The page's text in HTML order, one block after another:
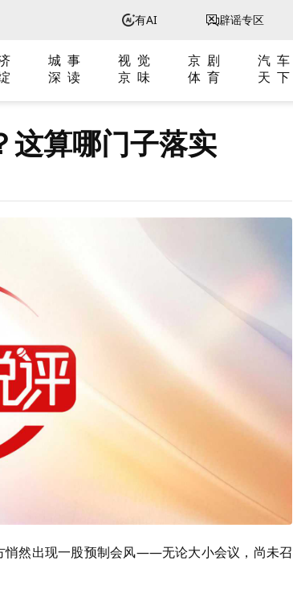
有AI 辟谣专区
城 事 视 觉 京 剧 汽 车
深 读 京 味 体 育 天 下
这算哪门子落实
悄然出现一股预制会风——无论大小会议，尚未召